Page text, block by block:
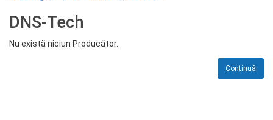
DNS-Tech
Nu există niciun Producător.
Continuă